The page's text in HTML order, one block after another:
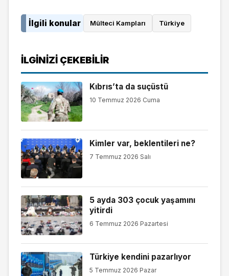
İlgili konular Mülteci Kampları Türkiye
İLGINIZI ÇEKEBILIR
Kıbrıs’ta da suçüstü
10 Temmuz 2026 Cuma
Kimler var, beklentileri ne?
7 Temmuz 2026 Salı
5 ayda 303 çocuk yaşamını
yitirdi
6 Temmuz 2026 Pazartesi
Türkiye kendini pazarlıyor
5 Temmuz 2026 Pazar